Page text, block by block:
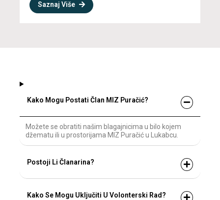
Saznaj Više
Kako Mogu Postati Član MIZ Puračić?
Možete se obratiti našim blagajnicima u bilo kojem
džematu ili u prostorijama MIZ Puračić u Lukabcu.
Postoji Li Članarina?
Kako Se Mogu Uključiti U Volonterski Rad?